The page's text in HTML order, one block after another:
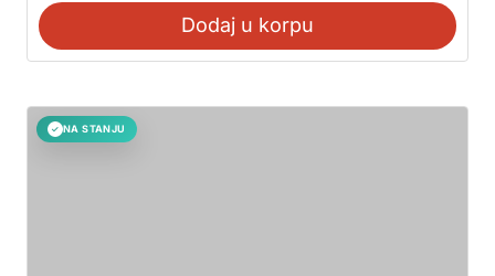
Dodaj u korpu
✓ NA STANJU